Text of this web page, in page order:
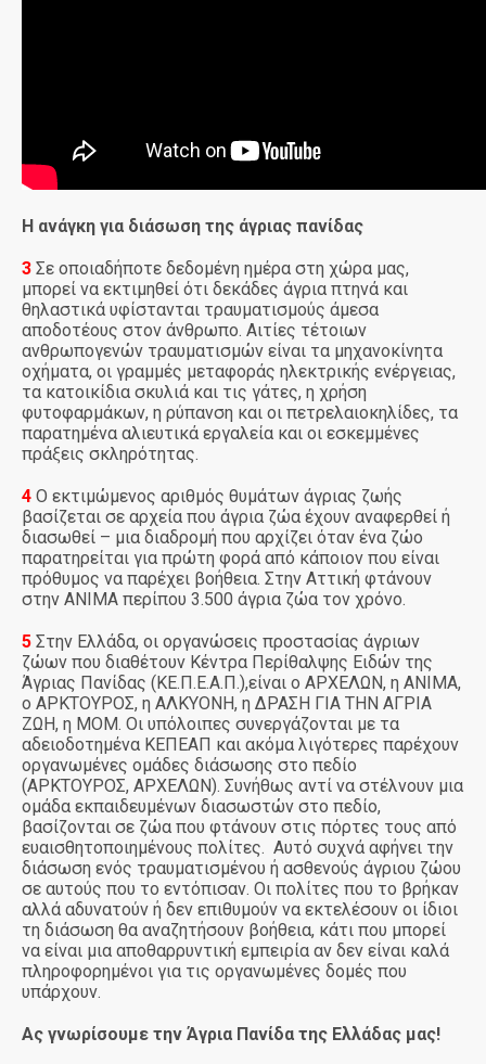
Η ανάγκη για διάσωση της άγριας πανίδας
3 Σε οποιαδήποτε δεδομένη ημέρα στη χώρα μας,
μπορεί να εκτιμηθεί ότι δεκάδες άγρια πτηνά και
θηλαστικά υφίστανται τραυματισμούς άμεσα
αποδοτέους στον άνθρωπο. Αιτίες τέτοιων
ανθρωπογενών τραυματισμών είναι τα μηχανοκίνητα
οχήματα, οι γραμμές μεταφοράς ηλεκτρικής ενέργειας,
τα κατοικίδια σκυλιά και τις γάτες, η χρήση
φυτοφαρμάκων, η ρύπανση και οι πετρελαιοκηλίδες, τα
παρατημένα αλιευτικά εργαλεία και οι εσκεμμένες
πράξεις σκληρότητας.
4 Ο εκτιμώμενος αριθμός θυμάτων άγριας ζωής
βασίζεται σε αρχεία που άγρια ζώα έχουν αναφερθεί ή
διασωθεί – μια διαδρομή που αρχίζει όταν ένα ζώο
παρατηρείται για πρώτη φορά από κάποιον που είναι
πρόθυμος να παρέχει βοήθεια. Στην Αττική φτάνουν
στην ΑΝΙΜΑ περίπου 3.500 άγρια ζώα τον χρόνο.
5 Στην Ελλάδα, οι οργανώσεις προστασίας άγριων
ζώων που διαθέτουν Κέντρα Περίθαλψης Ειδών της
Άγριας Πανίδας (ΚΕ.Π.Ε.Α.Π.),είναι ο ΑΡΧΕΛΩΝ, η ΑΝΙΜΑ,
ο ΑΡΚΤΟΥΡΟΣ, η ΑΛΚΥΟΝΗ, η ΔΡΑΣΗ ΓΙΑ ΤΗΝ ΑΓΡΙΑ
ΖΩΗ, η ΜΟΜ. Οι υπόλοιπες συνεργάζονται με τα
αδειοδοτημένα ΚΕΠΕΑΠ και ακόμα λιγότερες παρέχουν
οργανωμένες ομάδες διάσωσης στο πεδίο
(ΑΡΚΤΟΥΡΟΣ, ΑΡΧΕΛΩΝ). Συνήθως αντί να στέλνουν μια
ομάδα εκπαιδευμένων διασωστών στο πεδίο,
βασίζονται σε ζώα που φτάνουν στις πόρτες τους από
ευαισθητοποιημένους πολίτες. Αυτό συχνά αφήνει την
διάσωση ενός τραυματισμένου ή ασθενούς άγριου ζώου
σε αυτούς που το εντόπισαν. Οι πολίτες που το βρήκαν
αλλά αδυνατούν ή δεν επιθυμούν να εκτελέσουν οι ίδιοι
τη διάσωση θα αναζητήσουν βοήθεια, κάτι που μπορεί
να είναι μια αποθαρρυντική εμπειρία αν δεν είναι καλά
πληροφορημένοι για τις οργανωμένες δομές που
υπάρχουν.
Ας γνωρίσουμε την Άγρια Πανίδα της Ελλάδας μας!